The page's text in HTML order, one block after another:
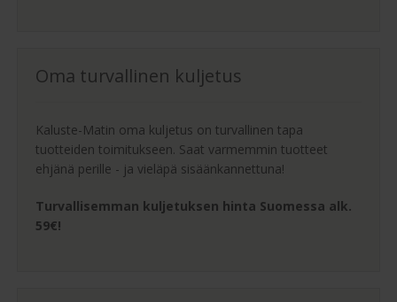
Oma turvallinen kuljetus
Kaluste-Matin oma kuljetus on turvallinen tapa
tuotteiden toimitukseen. Saat varmemmin tuotteet
ehjänä perille - ja vieläpä sisäänkannettuna!
Turvallisemman kuljetuksen hinta Suomessa alk.
59€!